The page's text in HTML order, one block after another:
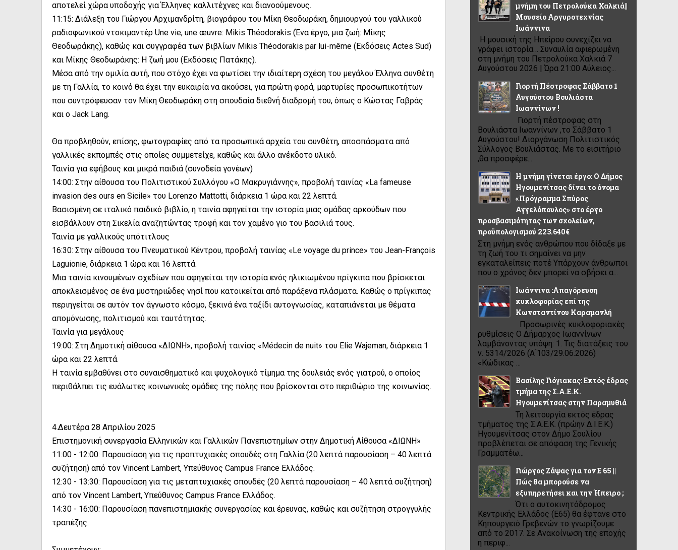
αποτελεί χώρα υποδοχής για Έλληνες καλλιτέχνες και διανοούμενους.
11:15: Διάλεξη του Γιώργου Αρχιμανδρίτη, βιογράφου του Μίκη Θεοδωράκη, δημιουργού του γαλλικού
ραδιοφωνικού ντοκιμαντέρ Une vie, une œuvre: Mikis Théodorakis (Ένα έργο, μια ζωή: Μίκης
Θεοδωράκης), καθώς και συγγραφέα των βιβλίων Mikis Théodorakis par lui-même (Εκδόσεις Actes Sud)
και Μίκης Θεοδωράκης: Η ζωή μου (Εκδόσεις Πατάκης).
Μέσα από την ομιλία αυτή, που στόχο έχει να φωτίσει την ιδιαίτερη σχέση του μεγάλου Έλληνα συνθέτη
με τη Γαλλία, το κοινό θα έχει την ευκαιρία να ακούσει, για πρώτη φορά, μαρτυρίες προσωπικοτήτων
που συντρόφευσαν τον Μίκη Θεοδωράκη στη σπουδαία διεθνή διαδρομή του, όπως ο Κώστας Γαβράς
και ο Jack Lang.
Θα προβληθούν, επίσης, φωτογραφίες από τα προσωπικά αρχεία του συνθέτη, αποσπάσματα από
γαλλικές εκπομπές στις οποίες συμμετείχε, καθώς και άλλο ανέκδοτο υλικό.
Ταινία για εφήβους και μικρά παιδιά (συνοδεία γονέων)
14:00: Στην αίθουσα του Πολιτιστικού Συλλόγου «Ο Μακρυγιάννης», προβολή ταινίας «La fameuse
invasion des ours en Sicile» του Lorenzo Mattotti, διάρκεια 1 ώρα και 22 λεπτά.
Βασισμένη σε ιταλικό παιδικό βιβλίο, η ταινία αφηγείται την ιστορία μιας ομάδας αρκούδων που
εισβάλλουν στη Σικελία αναζητώντας τροφή και τον χαμένο γιο του βασιλιά τους.
Ταινία με γαλλικούς υπότιτλους
16:30: Στην αίθουσα του Πνευματικού Κέντρου, προβολή ταινίας «Le voyage du prince» του Jean-François
Laguionie, διάρκεια 1 ώρα και 16 λεπτά.
Μια ταινία κινουμένων σχεδίων που αφηγείται την ιστορία ενός ηλικιωμένου πρίγκιπα που βρίσκεται
αποκλεισμένος σε ένα μυστηριώδες νησί που κατοικείται από παράξενα πλάσματα. Καθώς ο πρίγκιπας
περιηγείται σε αυτόν τον άγνωστο κόσμο, ξεκινά ένα ταξίδι αυτογνωσίας, καταπιάνεται με θέματα
απομόνωσης, πολιτισμού και ταυτότητας.
Ταινία για μεγάλους
19:00: Στη Δημοτική αίθουσα «ΔΙΩΝΗ», προβολή ταινίας «Médecin de nuit» του Elie Wajeman, διάρκεια 1
ώρα και 22 λεπτά.
Η ταινία εμβαθύνει στο συναισθηματικό και ψυχολογικό τίμημα της δουλειάς ενός γιατρού, ο οποίος
περιθάλπει τις ευάλωτες κοινωνικές ομάδες της πόλης που βρίσκονται στο περιθώριο της κοινωνίας.
4.Δευτέρα 28 Απριλίου 2025
Επιστημονική συνεργασία Ελληνικών και Γαλλικών Πανεπιστημίων στην Δημοτική Αίθουσα «ΔΙΩΝΗ»
11:00 - 12:00: Παρουσίαση για τις προπτυχιακές σπουδές στη Γαλλία (20 λεπτά παρουσίαση – 40 λεπτά
συζήτηση) από τον Vincent Lambert, Υπεύθυνος Campus France Ελλάδος.
12:30 - 13:30: Παρουσίαση για τις μεταπτυχιακές σπουδές (20 λεπτά παρουσίαση – 40 λεπτά συζήτηση)
από τον Vincent Lambert, Υπεύθυνος Campus France Ελλάδος.
14:30 - 16:00: Παρουσίαση πανεπιστημιακής συνεργασίας και έρευνας, καθώς και συζήτηση στρογγυλής
τραπέζης.
μνήμη του Πετρολούκα Χαλκιά||
Μουσείο Αργυροτεχνίας
Ιωάννινα
Η μουσική της Ηπείρου συνεχίζει να
γράφει ιστορία… Συναυλία αφιερωμένη
στη μνήμη του Πετρολούκα Χαλκιά 7
Αυγούστου 2026 | Ώρα 21:00 Αύλειος...
Γιορτή Πέστροφας Σάββατο 1
Αυγούστου Βουλιάστα
Ιωαννίνων !
Γιορτή πέστροφας στη
Βουλιάστα Ιωαννίνων ,το Σάββατο 1
Αυγούστου! Διοργάνωση Πολιτιστικός
Σύλλογος Βουλιάστας. Με το εισιτήριο
,θα προσφέρε...
Η μνήμη γίνεται έργο: Ο Δήμος
Ηγουμενίτσας δίνει το όνομα
«Πρόγραμμα Σπύρος
Αγγελόπουλος» στο έργο
προσβασιμότητας των σχολείων,
προϋπολογισμού 223.640€
Στη μνήμη ενός ανθρώπου που δίδαξε με
τη ζωή του τι σημαίνει να μην
εγκαταλείπεις ποτέ Υπάρχουν άνθρωποι
που ο χρόνος δεν μπορεί να σβήσει α...
Ιωάννινα :Απαγόρευση
κυκλοφορίας επί της
Κωνσταντίνου Καραμανλή
Προσωρινές κυκλοφοριακές
ρυθμίσεις Ο Δήμαρχος Ιωαννίνων
λαμβάνοντας υπόψη: 1. Τις διατάξεις του
ν. 5314/2026 (Α ́103/29.06.2026)
«Κώδικας ...
Βασίλης Γιόγιακας: Εκτός έδρας
τμήμα της Σ.Α.Ε.Κ.
Ηγουμενίτσας στην Παραμυθιά
Τη λειτουργία εκτός έδρας
τμήματος της Σ.Α.Ε.Κ. (πρώην Δ.Ι.Ε.Κ.)
Ηγουμενίτσας στον Δήμο Σουλίου
προβλέπεται σε απόφαση της Γενικής
Γραμματέω...
Γιώργος Ζάψας για τον Ε 65 ||
Πώς θα μπορούσε να
εξυπηρετήσει και την Ήπειρο ;
Ότι ο αυτοκινητόδρομος
Κεντρικής Ελλάδος (Ε65) θα έφτανε στο
Κηπουργειό Γρεβενών το γνωρίζουμε
από το 2017. Σε Ανακοίνωση της εποχής
η περιφ...